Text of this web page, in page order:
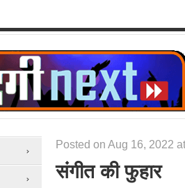
Posted on Aug 16, 2022
संगीत की फुहार